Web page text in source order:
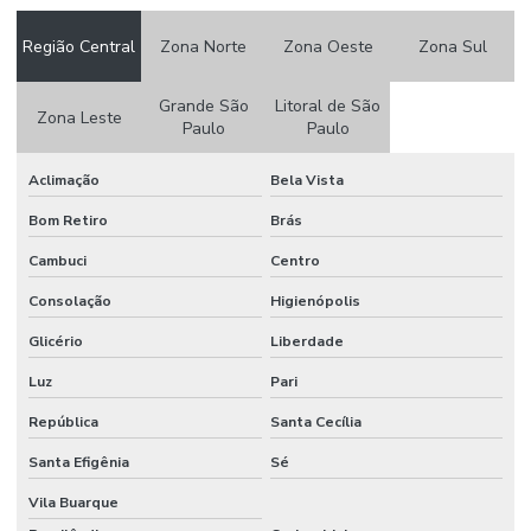
Uniforme hospitalar masculino
Uniforme hospitalar recepção
Uniforme nr10
Uniforme nr10 classe 2
Uniforme nr10 personalizado
Uniforme nr10 risco 2
Uniforme nr10 em são paulo
Uniforme nr10 em sp
Uniformes jaleco e calça
Região Central Zona Norte Zona Oeste Zona Sul
Zona Leste
Grande São
Paulo
Litoral de São
Paulo
Aclimação Bela Vista
Bom Retiro Brás
Cambuci Centro
Consolação Higienópolis
Glicério Liberdade
Luz Pari
República Santa Cecília
Santa Efigênia Sé
Vila Buarque